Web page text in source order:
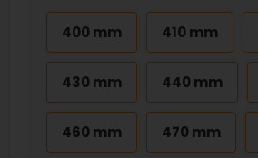
400 mm 410 mm
430 mm 440 mm
460 mm 470 mm